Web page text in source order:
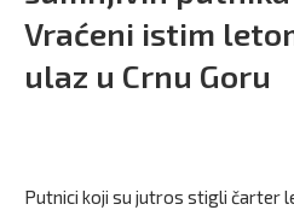
Vraćeni istim
ulaz u Crnu Goru
Putnici koji su jutros stigli čarter